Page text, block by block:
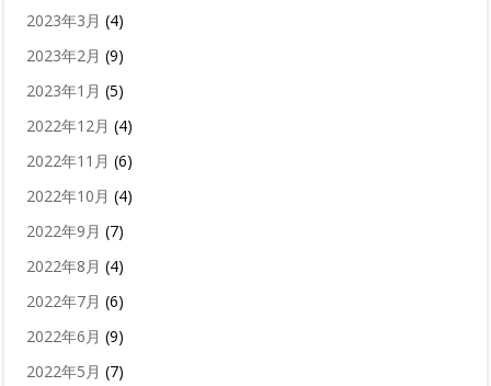
2023年3月 (4)
2023年2月 (9)
2023年1月 (5)
2022年12月 (4)
2022年11月 (6)
2022年10月 (4)
2022年9月 (7)
2022年8月 (4)
2022年7月 (6)
2022年6月 (9)
2022年5月 (7)